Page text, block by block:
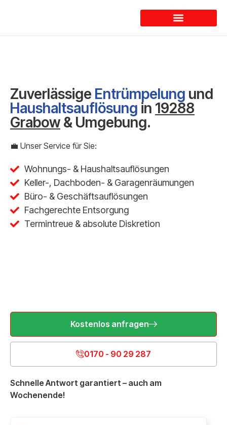
Zuverlässige Entrümpelung und
Haushaltsauflösung in 19288
Grabow & Umgebung.
💼 Unser Service für Sie:
Wohnungs- & Haushaltsauflösungen
Keller-, Dachboden- & Garagenräumungen
Büro- & Geschäftsauflösungen
Fachgerechte Entsorgung
Termintreue & absolute Diskretion
Kostenlos anfragen
0170 - 90 29 287
Schnelle Antwort garantiert – auch am
Wochenende!